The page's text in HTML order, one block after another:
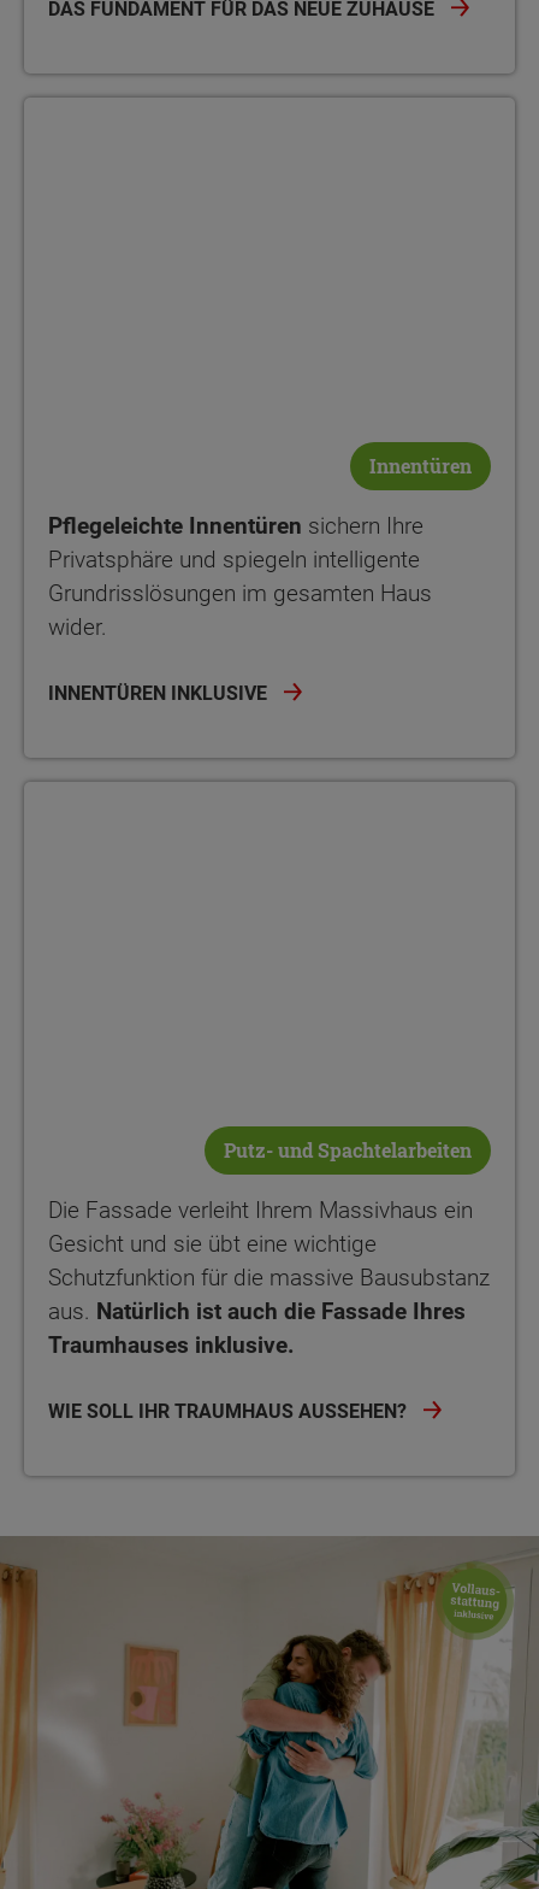
DAS FUNDAMENT FÜR DAS NEUE ZUHAUSE
Innentüren
Pflegeleichte Innentüren sichern Ihre
Privatsphäre und spiegeln intelligente
Grundrisslösungen im gesamten Haus
wider.
INNENTÜREN INKLUSIVE
Putz- und Spachtelarbeiten
Die Fassade verleiht Ihrem Massivhaus ein
Gesicht und sie übt eine wichtige
Schutzfunktion für die massive Bausubstanz
aus. Natürlich ist auch die Fassade Ihres
Traumhauses inklusive.
WIE SOLL IHR TRAUMHAUS AUSSEHEN?